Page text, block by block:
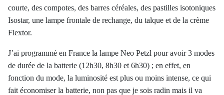
courte, des compotes, des barres céréales, des pastilles isotoniques
Isostar, une lampe frontale de rechange, du talque et de la crème
Flextor.
J’ai programmé en France la lampe Neo Petzl pour avoir 3 modes
de durée de la batterie (12h30, 8h30 et 6h30) ; en effet, en
fonction du mode, la luminosité est plus ou moins intense, ce qui
fait économiser la batterie, non pas que je sois radin mais il va